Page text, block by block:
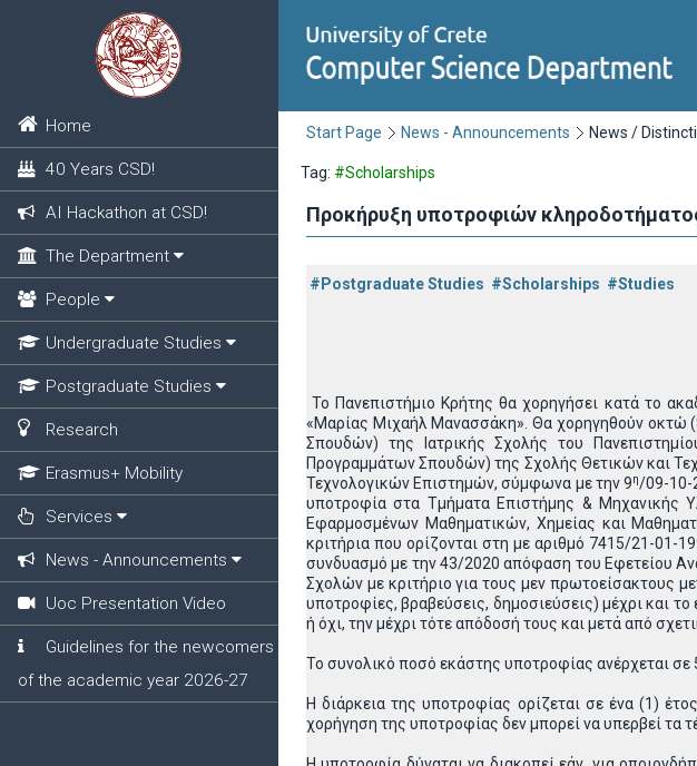
Home
40 Years CSD!
AI Hackathon at CSD!
The Department
People
Undergraduate Studies
Postgraduate Studies
Research
Erasmus+ Mobility
Services
News - Announcements
Uoc Presentation Video
Guidelines for the newcomers
of the academic year 2026-27
Start Page News - Announcements News /
Tag: #Scholarships
Προκήρυξη υποτροφιών
#Postgraduate Studies #Scholarships #Studies
Το Πανεπιστήμιο Κρήτης θα χορηγήσει κατά το
«Μαρίας Μιχαήλ Μανασσάκη». Θα χορηγηθούν οκτώ
Σπουδών) της Ιατρικής Σχολής του
Προγραμμάτων Σπουδών) της Σχολής Θετικών και
Τεχνολογικών Επιστημών, σύμφωνα με την 9η/09-10-
υποτροφία στα Τμήματα Επιστήμης & Μηχανικής
Εφαρμοσμένων Μαθηματικών, Χημείας και
κριτήρια που ορίζονται στη με αριθμό 7415/21-01-
συνδυασμό με την 43/2020 απόφαση του Εφετείου
Σχολών με κριτήριο για τους μεν πρωτοείσακτους
υποτροφίες, βραβεύσεις, δημοσιεύσεις) μέχρι και
ή όχι, την μέχρι τότε απόδοσή τους και μετά από
Το συνολικό ποσό εκάστης υποτροφίας ανέρχεται σε
Η διάρκεια της υποτροφίας ορίζεται σε ένα (1)
χορήγηση της υποτροφίας δεν μπορεί να υπερβεί τα